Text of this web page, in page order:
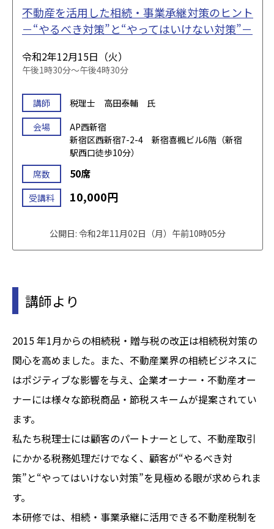
不動産を活用した相続・事業承継対策のヒント
－“やるべき対策”と“やってはいけない対策”－
令和2年12月15日（火）
午後1時30分～午後4時30分
講師
税理士 高田泰輔 氏
会場
AP西新宿
新宿区西新宿7-2-4 新宿喜楓ビル6階（新宿
駅西口徒歩10分）
席数
50席
受講料 10,000円
公開日: 令和2年11月02日（月）午前10時05分
講師より
2015 年1月からの相続税・贈与税の改正は相続税対策の
関心を高めました。また、不動産業界の相続ビジネスに
はポジティブな影響を与え、企業オーナー・不動産オー
ナーには様々な節税商品・節税スキームが提案されてい
ます。
私たち税理士には顧客のパートナーとして、不動産取引
にかかる税務処理だけでなく、顧客が“やるべき対
策”と“やってはいけない対策”を見極める眼が求められま
す。
本研修では、相続・事業承継に活用できる不動産税制を